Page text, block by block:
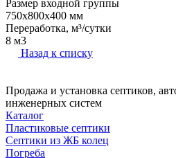
Размер входной группы
750х800х400 мм
Переработка, м³/сутки
8 м3
Назад к списку
Продажа и установка септиков,
инженерных систем
Каталог
Пластиковые септики
Септики из ЖБ колец
Погреба